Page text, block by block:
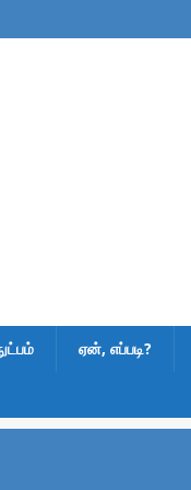
ஏன், எப்படி?